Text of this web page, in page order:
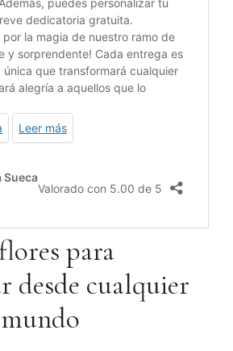
para
desde cualquier